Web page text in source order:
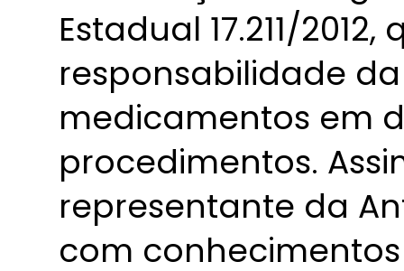
Estadual 17.211/
responsabilidade
medicamentos em
procedimentos.
representante da
com